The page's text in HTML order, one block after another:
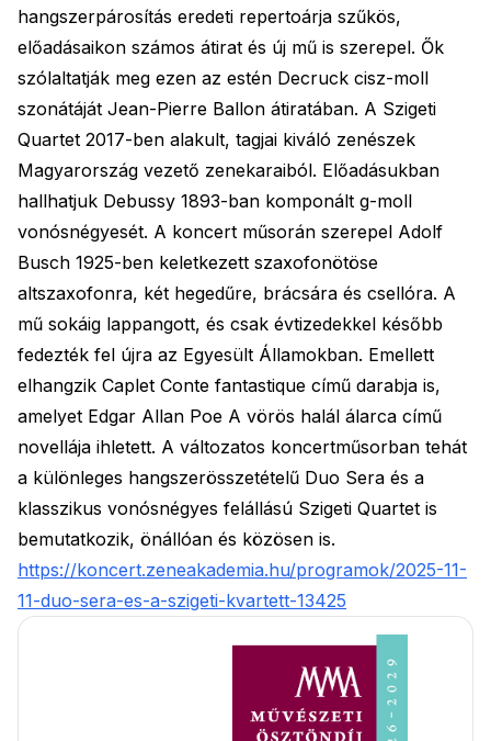
hangszerpárosítás eredeti repertoárja szűkös,
előadásaikon számos átirat és új mű is szerepel. Ők
szólaltatják meg ezen az estén Decruck cisz-moll
szonátáját Jean-Pierre Ballon átiratában. A Szigeti
Quartet 2017-ben alakult, tagjai kiváló zenészek
Magyarország vezető zenekaraiból. Előadásukban
hallhatjuk Debussy 1893-ban komponált g-moll
vonósnégyesét. A koncert műsorán szerepel Adolf
Busch 1925-ben keletkezett szaxofonötöse
altszaxofonra, két hegedűre, brácsára és csellóra. A
mű sokáig lappangott, és csak évtizedekkel később
fedezték fel újra az Egyesült Államokban. Emellett
elhangzik Caplet Conte fantastique című darabja is,
amelyet Edgar Allan Poe A vörös halál álarca című
novellája ihletett. A változatos koncertműsorban tehát
a különleges hangszerösszetételű Duo Sera és a
klasszikus vonósnégyes felállású Szigeti Quartet is
bemutatkozik, önállóan és közösen is.
https://koncert.zeneakademia.hu/programok/2025-11-
11-duo-sera-es-a-szigeti-kvartett-13425